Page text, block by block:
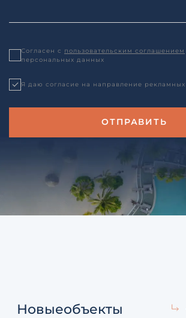
Согласен с пользовательским соглашением
персональных данных
Я даю согласие на направление
Новыеобъекты